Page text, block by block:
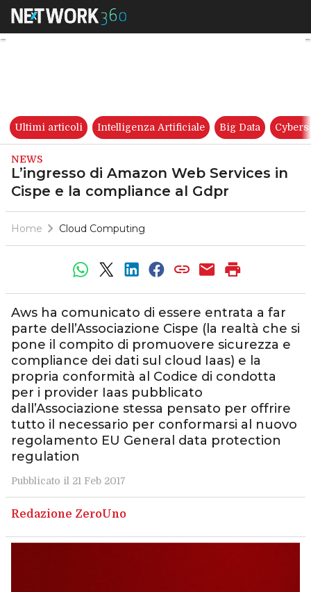
L’ingresso di Amazon Web
Ultimi articoli Intelligenza Artificiale Big Data
NEWS
L’ingresso di Amazon Web Services in
Cispe e la compliance al Gdpr
Home Cloud Computing
Aws ha comunicato di essere entrata a far
parte dell’Associazione Cispe (la realtà che si
pone il compito di promuovere sicurezza e
compliance dei dati sul cloud Iaas) e la
propria conformità al Codice di condotta
per i provider Iaas pubblicato
dall’Associazione stessa pensato per offrire
tutto il necessario per conformarsi al nuovo
regolamento EU General data protection
regulation
Pubblicato il 21 Feb 2017
Redazione ZeroUno